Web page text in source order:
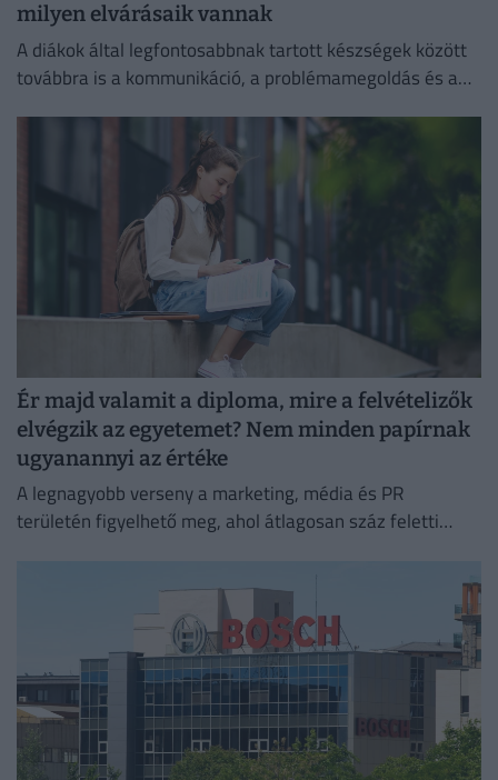
milyen elvárásaik vannak
A diákok által legfontosabbnak tartott készségek között
továbbra is a kommunikáció, a problémamegoldás és a
Ér majd valamit a diploma, mire a felvételizők
elvégzik az egyetemet? Nem minden papírnak
ugyanannyi az értéke
A legnagyobb verseny a marketing, média és PR
területén figyelhető meg, ahol átlagosan száz feletti